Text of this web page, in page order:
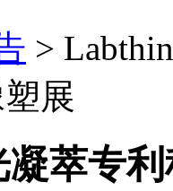
>
展
萃专利